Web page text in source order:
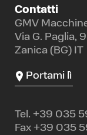
Contatti
GMV
Via G. Paglia,
Zanica (BG) IT
Portami lì
Tel. +39 035
Fax +39 035